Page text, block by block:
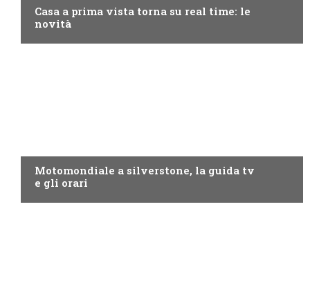
Casa a prima vista torna su real time: le
novità
Motomondiale a silverstone, la guida tv
e gli orari